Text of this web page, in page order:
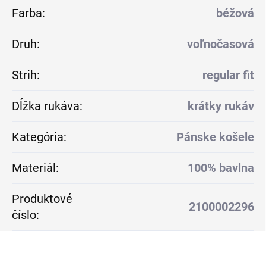
Farba: béžová
Druh: voľnočasová
Strih: regular fit
Dĺžka rukáva: krátky rukáv
Kategória: Pánske košele
Materiál: 100% bavlna
Produktové
číslo:
2100002296